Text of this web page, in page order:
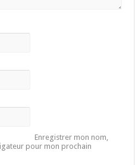
Enregistrer mon nom,
pour mon prochain